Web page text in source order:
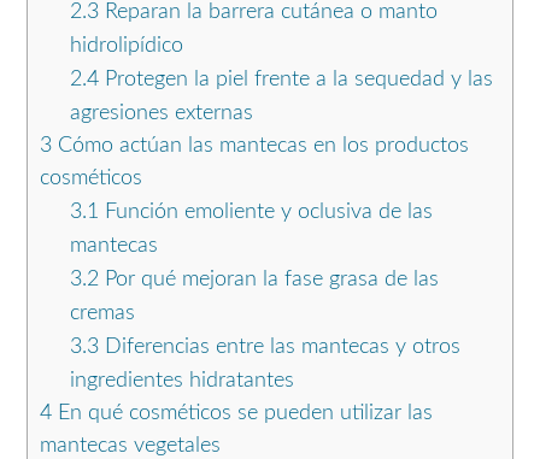
2.3Reparan la barrera cutánea o manto
hidrolipídico
2.4Protegen la piel frente a la sequedad y las
agresiones externas
3 Cómo actúan las mantecas en los productos
cosméticos
3.1 Función emoliente y oclusiva de las
mantecas
3.2Por qué mejoran la fase grasa de las
cremas
3.3Diferencias entre las mantecas y otros
ingredientes hidratantes
4 En qué cosméticos se pueden utilizar las
mantecas vegetales